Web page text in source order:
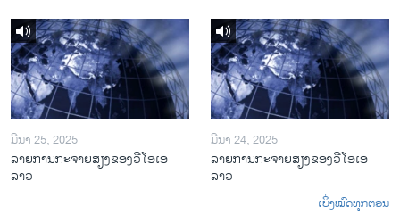
ມີນາ 25, 2025
ລາຍການກະຈາຍສຽງຂອງວີໂອເອ
ລາວ
ມີນາ 24, 2025
ລາຍການກະຈາຍສຽງຂອງວີໂອເອ
ລາວ
ເບິ່ງໝົດທຸກຕອນ